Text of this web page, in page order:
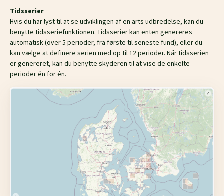
Tidsserier
Hvis du har lyst til at se udviklingen af en arts udbredelse, kan du
benytte tidsseriefunktionen. Tidsserier kan enten genereres
automatisk (over 5 perioder, fra første til seneste fund), eller du
kan vælge at definere serien med op til 12 perioder. Når tidsserien
er genereret, kan du benytte skyderen til at vise de enkelte
perioder én for én.